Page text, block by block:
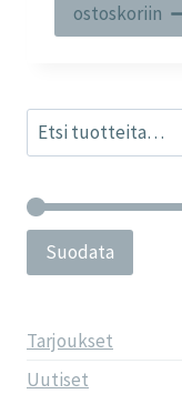
ostoskoriin
Etsi:
Suodata
Tarjoukset
Uutiset